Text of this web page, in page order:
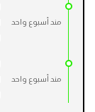
مند أسبوع واحد
مند أسبوع واحد